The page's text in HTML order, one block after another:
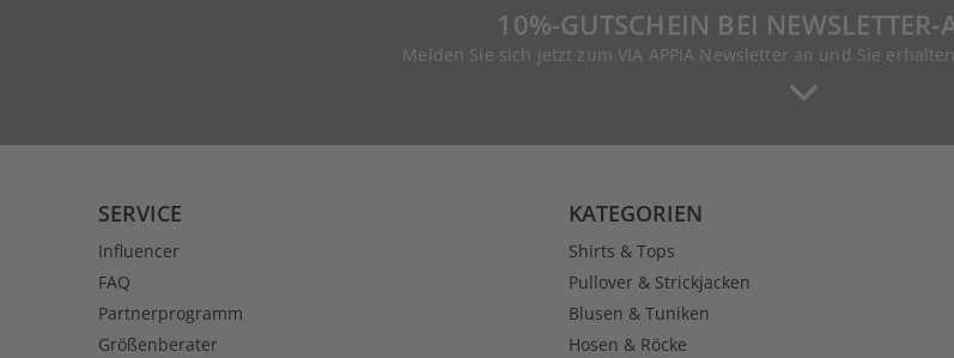
10%-GUTSCHEIN BEI
Melden Sie sich jetzt zum VIA APPIA Newsletter an und Sie
SERVICE
Influencer
FAQ
Partnerprogramm
Größenberater
KATEGORIEN
Shirts & Tops
Pullover & Strickjacken
Blusen & Tuniken
Hosen & Röcke